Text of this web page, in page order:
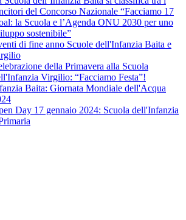
del Concorso Nazionale “Facciamo 17
la Scuola e l’Agenda ONU 2030 per uno
sostenibile”
di fine anno Scuole dell'Infanzia Baita e
della Primavera alla Scuola
Virgilio: “Facciamo Festa”!
Baita: Giornata Mondiale dell'Acqua
Day 17 gennaio 2024: Scuola dell'Infanzia